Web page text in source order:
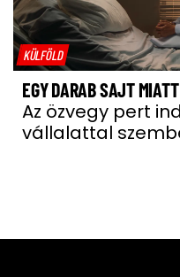
KÜLFÖLD
EGY DARAB SAJT
Az özvegy pert
vállalattal